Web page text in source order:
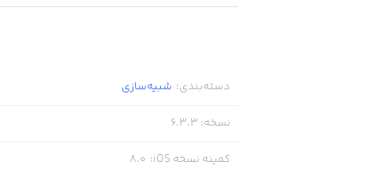
دسته‌بندی: شبیه‌سازی
نسخه:
6.3.3
کمینه نسخه iOS :
8.0